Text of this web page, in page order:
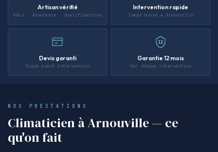
Artisan vérifié
Kbis · Assurance · Qualifications
Intervention rapide
Temps moyen à Arnouville
Devis garanti
Signé avant intervention
12
Garantie 12 mois
Sur chaque intervention
NOS PRESTATIONS
Climaticien à Arnouville — ce
qu'on fait